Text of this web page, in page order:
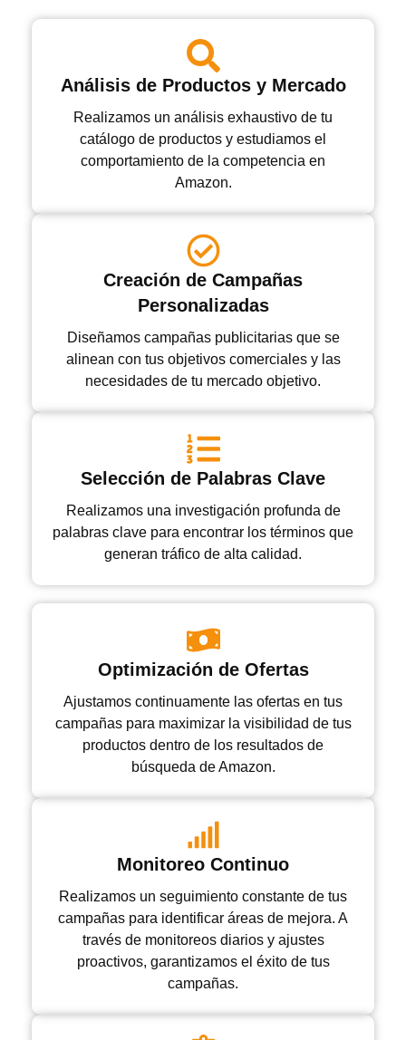
Análisis de Productos y Mercado
Realizamos un análisis exhaustivo de tu
catálogo de productos y estudiamos el
comportamiento de la competencia en
Amazon.
Creación de Campañas
Personalizadas
Diseñamos campañas publicitarias que se
alinean con tus objetivos comerciales y las
necesidades de tu mercado objetivo.
Selección de Palabras Clave
Realizamos una investigación profunda de
palabras clave para encontrar los términos que
generan tráfico de alta calidad.
Optimización de Ofertas
Ajustamos continuamente las ofertas en tus
campañas para maximizar la visibilidad de tus
productos dentro de los resultados de
búsqueda de Amazon.
Monitoreo Continuo
Realizamos un seguimiento constante de tus
campañas para identificar áreas de mejora. A
través de monitoreos diarios y ajustes
proactivos, garantizamos el éxito de tus
campañas.